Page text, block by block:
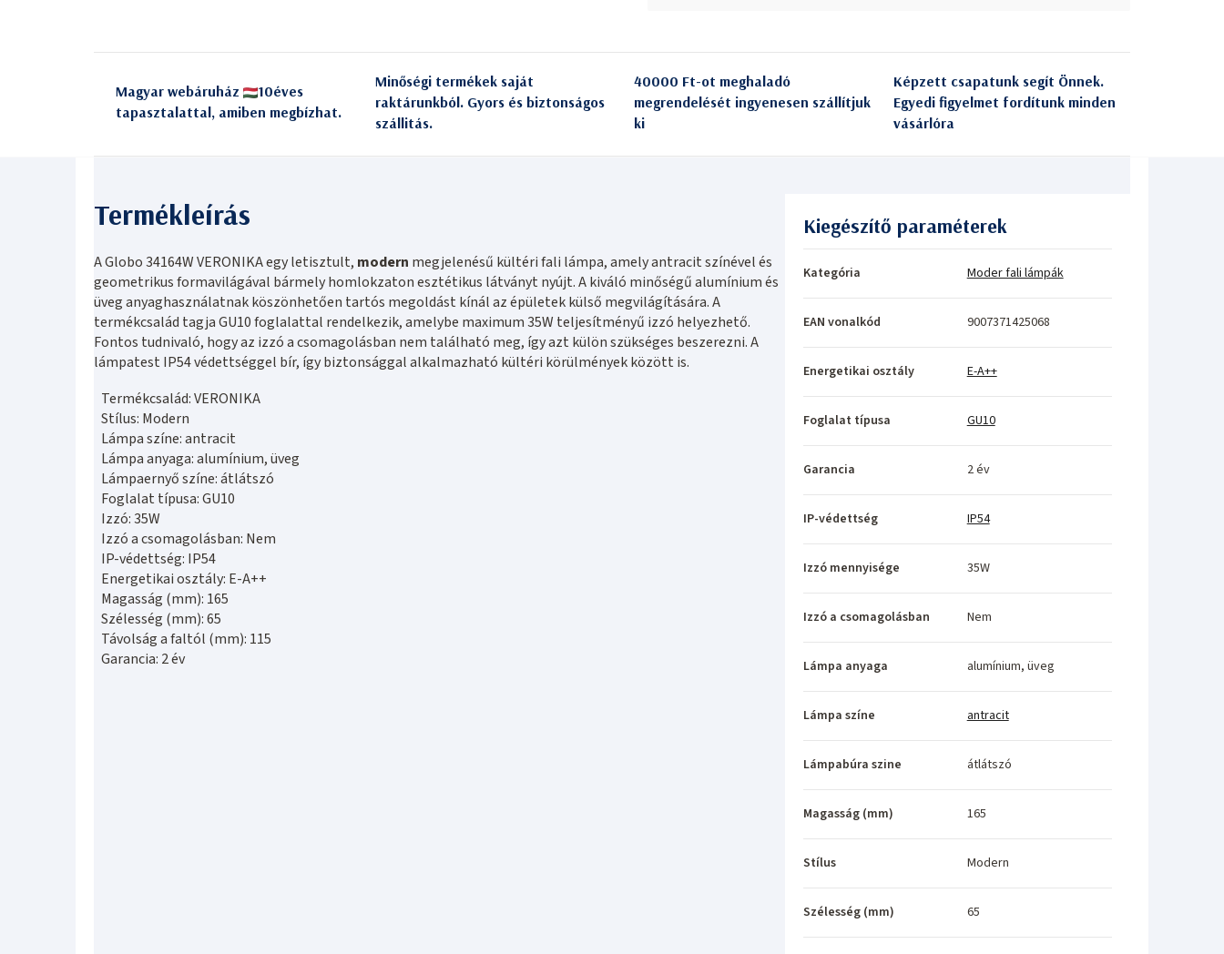
Magyar webáruház
10éves
tapasztalattal, amiben megbízhat.
Minőségi termékek saját
raktárunkból. Gyors és biztonságos
szállitás.
40000 Ft-ot meghaladó
megrendelését ingyenesen szállítjuk
ki
Képzett csapatunk segít Önnek.
Egyedi figyelmet fordítunk minden
vásárlóra
A Globo 34164W VERONIKA egy letisztult, modern megjelenésű kültéri fali lámpa, amely antracit színével és
geometrikus formavilágával bármely homlokzaton esztétikus látványt nyújt. A kiváló minőségű alumínium és
üveg anyaghasználatnak köszönhetően tartós megoldást kínál az épületek külső megvilágítására. A
termékcsalád tagja GU10 foglalattal rendelkezik, amelybe maximum 35W teljesítményű izzó helyezhető.
Fontos tudnivaló, hogy az izzó a csomagolásban nem található meg, így azt külön szükséges beszerezni. A
lámpatest IP54 védettséggel bír, így biztonsággal alkalmazható kültéri körülmények között is.
Termékcsalád: VERONIKA
Stílus: Modern
Lámpa színe: antracit
Lámpa anyaga: alumínium, üveg
Lámpaernyő színe: átlátszó
Foglalat típusa: GU10
Izzó: 35W
Izzó a csomagolásban: Nem
IP-védettség: IP54
Energetikai osztály: E-A++
Magasság (mm): 165
Szélesség (mm): 65
Távolság a faltól (mm): 115
Garancia: 2 év
Kiegészítő paraméterek
Kategória Moder fali lámpák
EAN vonalkód 9007371425068
Energetikai osztály E-A++
Foglalat típusa GU10
Garancia 2 év
IP-védettség IP54
Izzó mennyisége 35W
Izzó a csomagolásban Nem
Lámpa anyaga alumínium, üveg
Lámpa színe antracit
Lámpabúra szine átlátszó
Magasság (mm) 165
Stílus Modern
Szélesség (mm) 65